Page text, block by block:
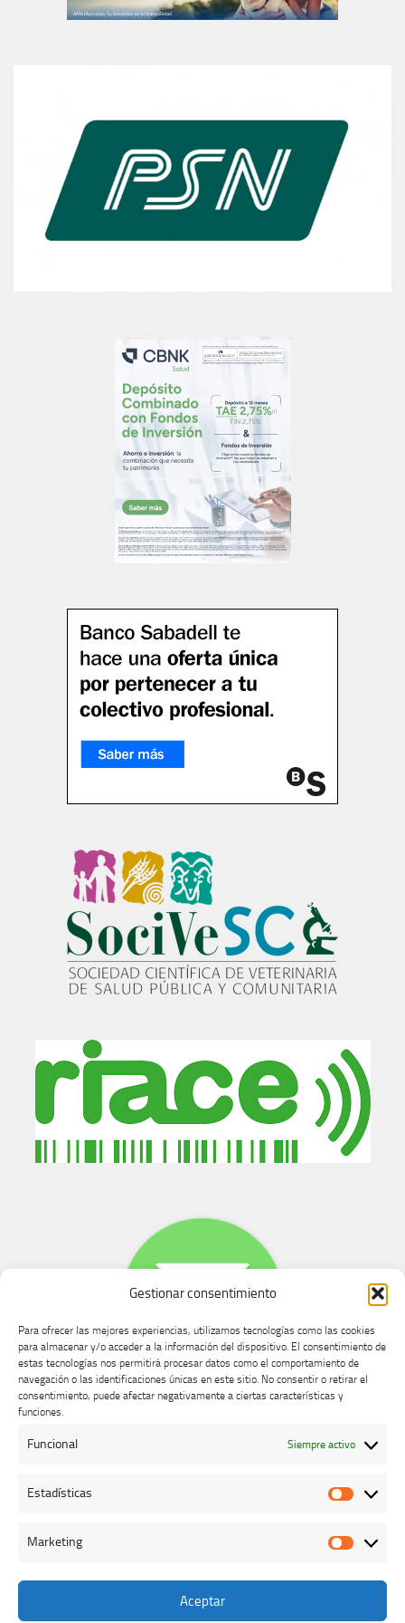
Gestionar consentimiento
Para ofrecer las mejores experiencias, utilizamos tecnologías como las cookies
para almacenar y/o acceder a la información del dispositivo. El consentimiento de
estas tecnologías nos permitirá procesar datos como el comportamiento de
navegación o las identificaciones únicas en este sitio. No consentir o retirar el
consentimiento, puede afectar negativamente a ciertas características y
funciones.
Funcional Siempre activo
Estadísticas
Marketing
Aceptar
Buzón de dudas, quejas y sugerencias
Colegio Oficial de Veterinarios de Cáceres © 2026. Todos los